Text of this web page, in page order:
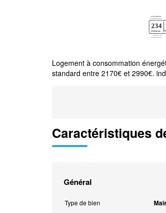
Logement à consommation
standard entre 2170€ et 2990€.
Caractéristiques
Général
Type de bien